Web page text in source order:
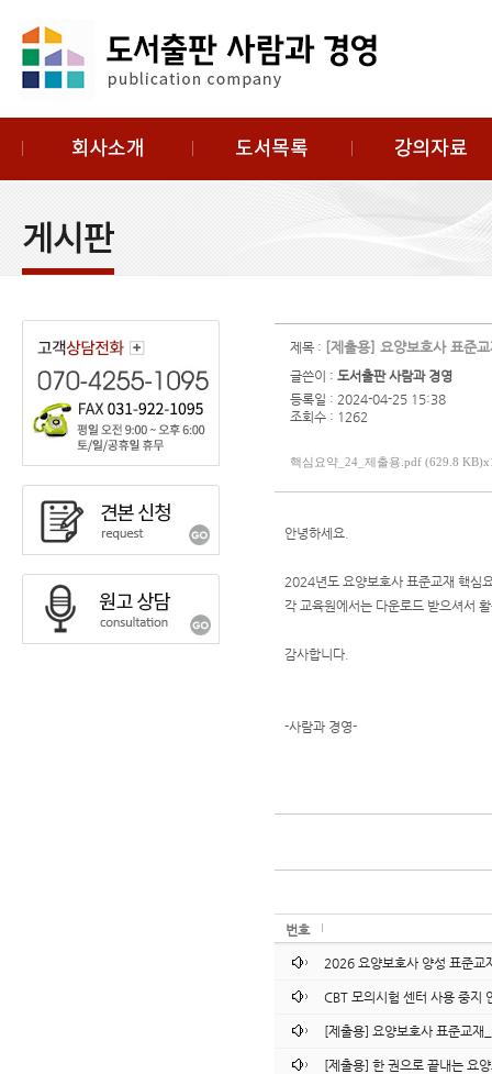
제목 : [제출용] 요양보호사 표준
글쓴이 : 도서출판 사람과 경영
등록일 : 2024-04-25 15:38
조회수 : 1262
핵심요약_24_제출용.pdf (629.8
안녕하세요.
2024년도 요양보호사 표준교재 핵심
각 교육원에서는 다운로드 받으셔서
감사합니다.
-사람과 경영-
번호
2026 요양보호사 양성 표준교
CBT 모의시험 센터 사용 중
[제출용] 요양보호사 표준교재
[제출용] 한 권으로 끝내는 요